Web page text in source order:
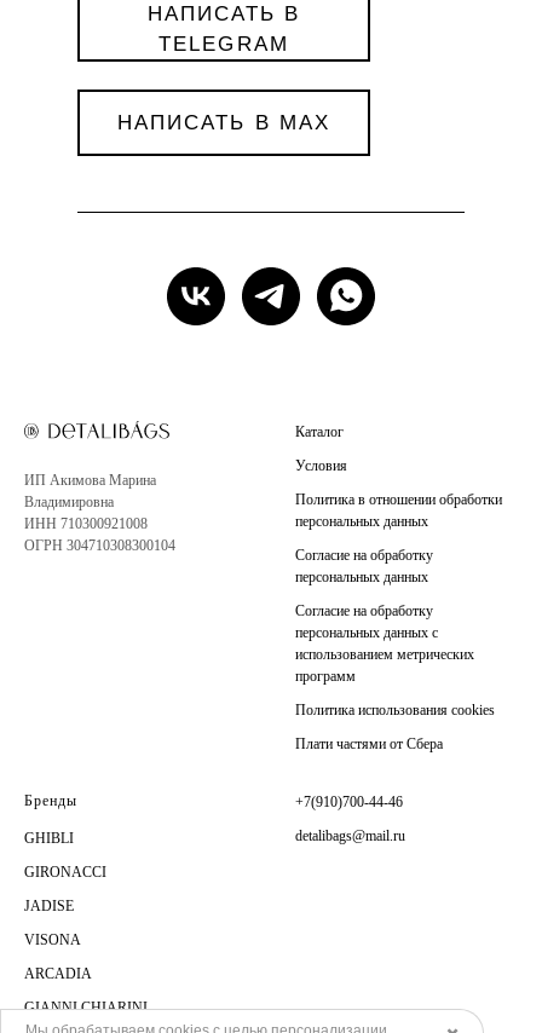
НАПИСАТЬ В MAX
НАПИСАТЬ В
TELEGRAM
ИП Акимова Марина
Владимировна
ИНН 710300921008
ОГРН 304710308300104
Каталог
Условия
Политика в отношении обработки
персональных данных
Согласие на обработку
персональных данных
Согласие на обработку
персональных данных с
использованием метрических
программ
Политика использования cookies
Плати частями от Сбера
Бренды
GHIBLI
GIRONACCI
JADISE
VISONA
ARCADIA
GIANNI CHIARINI
+7(910)700-44-46
detalibags@mail.ru